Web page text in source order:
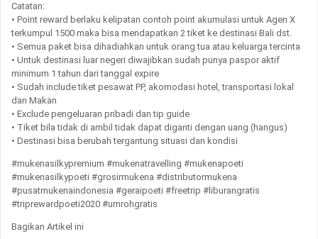
Catatan:
• Point reward berlaku kelipatan contoh point akumulasi untuk Agen X
terkumpul 1500 maka bisa mendapatkan 2 tiket ke destinasi Bali dst.
• Semua paket bisa dihadiahkan untuk orang tua atau keluarga tercinta
• Untuk destinasi luar negeri diwajibkan sudah punya paspor aktif
minimum 1 tahun dari tanggal expire
• Sudah include tiket pesawat PP, akomodasi hotel, transportasi lokal
dan Makan
• Exclude pengeluaran pribadi dan tip guide
• Tiket bila tidak di ambil tidak dapat diganti dengan uang (hangus)
• Destinasi bisa berubah tergantung situasi dan kondisi
#mukenasilkypremium #mukenatravelling #mukenapoeti
#mukenasilkypoeti #grosirmukena #distributormukena
#pusatmukenaindonesia #geraipoeti #freetrip #liburangratis
#triprewardpoeti2020 #umrohgratis
Bagikan Artikel ini